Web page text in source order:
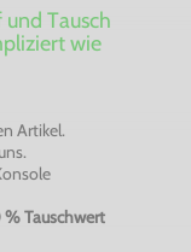
Tausch
wie
Artikel.
Tauschwert